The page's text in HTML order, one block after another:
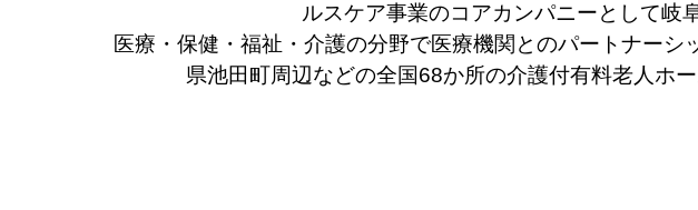
ルスケア事業のコアカンパニーとして岐
医療・保健・福祉・介護の分野で医療機関とのパートナー
県池田町周辺などの全国68か所の介護付有料老人ホ